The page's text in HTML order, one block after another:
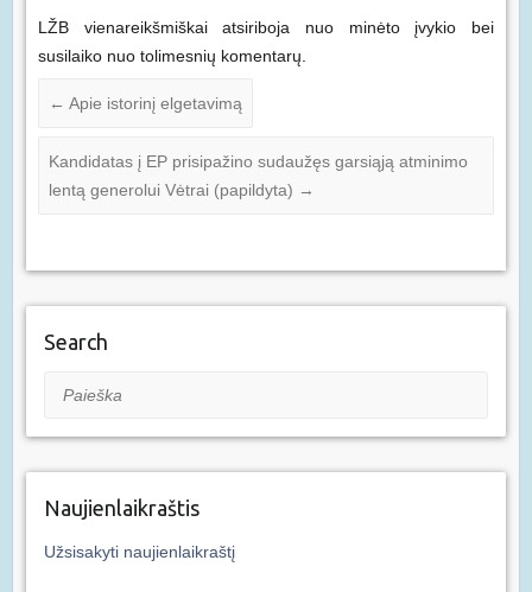
LŽB vienareikšmiškai atsiriboja nuo minėto įvykio bei
susilaiko nuo tolimesnių komentarų.
← Apie istorinį elgetavimą
Kandidatas į EP prisipažino sudaužęs garsiąją atminimo
lentą generolui Vėtrai (papildyta) →
Search
Paieška
Naujienlaikraštis
Užsisakyti naujienlaikraštį